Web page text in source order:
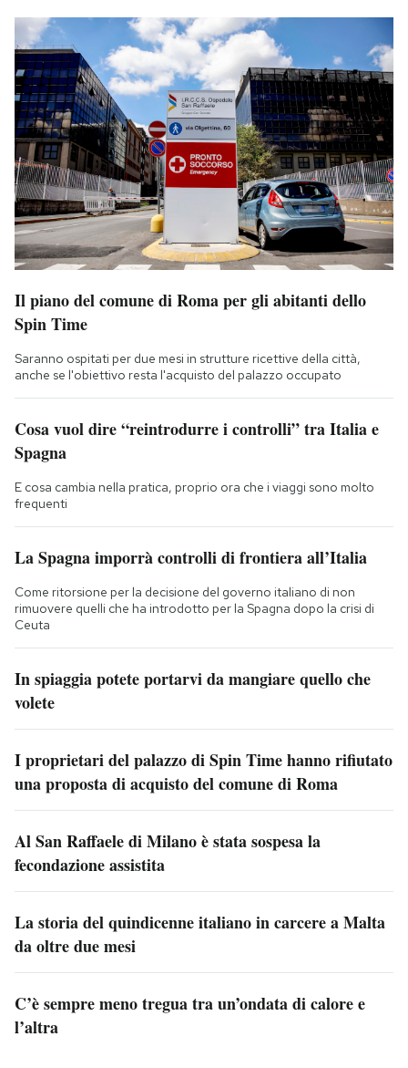
Il piano del comune di Roma per gli abitanti dello
Spin Time
Saranno ospitati per due mesi in strutture ricettive della città,
anche se l'obiettivo resta l'acquisto del palazzo occupato
Cosa vuol dire “reintrodurre i controlli” tra Italia e
Spagna
E cosa cambia nella pratica, proprio ora che i viaggi sono molto
frequenti
La Spagna imporrà controlli di frontiera all’Italia
Come ritorsione per la decisione del governo italiano di non
rimuovere quelli che ha introdotto per la Spagna dopo la crisi di
Ceuta
In spiaggia potete portarvi da mangiare quello che
volete
I proprietari del palazzo di Spin Time hanno rifiutato
una proposta di acquisto del comune di Roma
Al San Raffaele di Milano è stata sospesa la
fecondazione assistita
La storia del quindicenne italiano in carcere a Malta
da oltre due mesi
C’è sempre meno tregua tra un’ondata di calore e
l’altra